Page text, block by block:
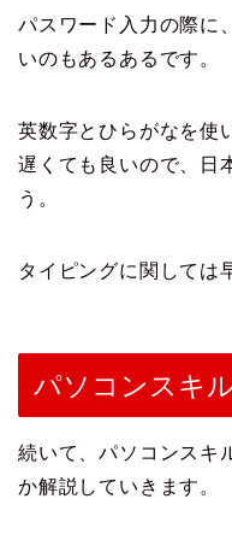
パスワード入力の際に
いのもあるあるです。
英数字とひらがなを使
遅くても良いので、日
う。
タイピングに関しては
パソコンスキ
続いて、パソコンスキ
か解説していきます。